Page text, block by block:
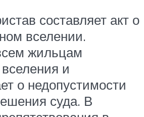
составляет акт о
вселении.
жильцам
и
о недопустимости
суда. В